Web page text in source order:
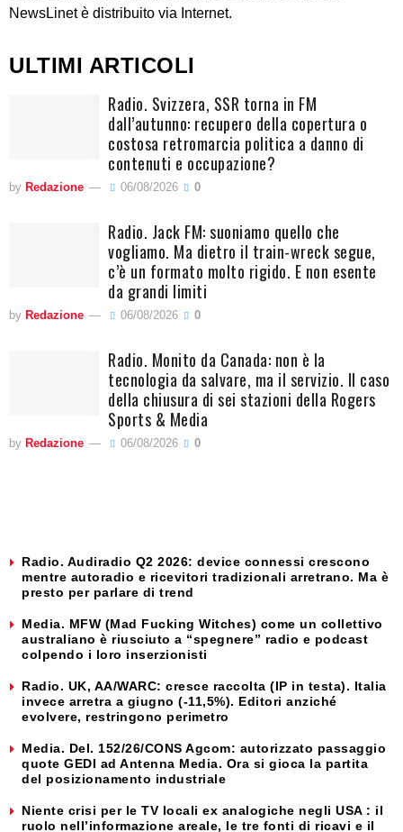
NewsLinet è distribuito via Internet.
ULTIMI ARTICOLI
Radio. Svizzera, SSR torna in FM
dall’autunno: recupero della copertura o
costosa retromarcia politica a danno di
contenuti e occupazione?
by Redazione 06/08/2026 0
Radio. Jack FM: suoniamo quello che
vogliamo. Ma dietro il train-wreck segue,
c’è un formato molto rigido. E non esente
da grandi limiti
by Redazione 06/08/2026 0
Radio. Monito da Canada: non è la
tecnologia da salvare, ma il servizio. Il caso
della chiusura di sei stazioni della Rogers
Sports & Media
by Redazione 06/08/2026 0
Radio. Audiradio Q2 2026: device connessi crescono
mentre autoradio e ricevitori tradizionali arretrano. Ma è
presto per parlare di trend
Media. MFW (Mad Fucking Witches) come un collettivo
australiano è riusciuto a “spegnere” radio e podcast
colpendo i loro inserzionisti
Radio. UK, AA/WARC: cresce raccolta (IP in testa). Italia
invece arretra a giugno (-11,5%). Editori anziché
evolvere, restringono perimetro
Media. Del. 152/26/CONS Agcom: autorizzato passaggio
quote GEDI ad Antenna Media. Ora si gioca la partita
del posizionamento industriale
Niente crisi per le TV locali ex analogiche negli USA : il
ruolo nell’informazione areale, le tre fonti di ricavi e il